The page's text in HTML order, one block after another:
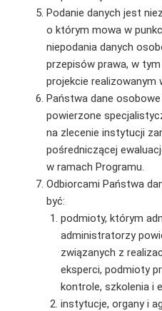
Podanie danych jest
o którym mowa w
niepodania danych
przepisów prawa, w
projekcie realizowanym
Państwa dane
powierzone
na zlecenie instytucji
pośredniczącej
w ramach Programu.
Odbiorcami Państwa
być:
podmioty, którym
administratorzy
związanych z
eksperci, podmioty
kontrole, szkolenia i
instytucje, organy i